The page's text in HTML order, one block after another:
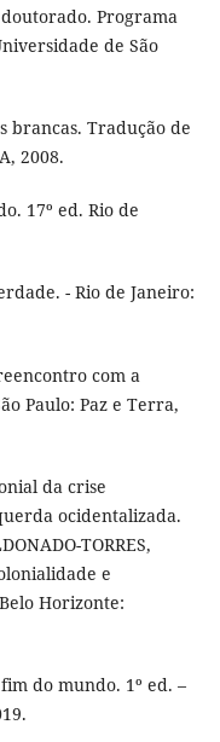
Programa
de São
brancas. Tradução de
2008.
17º ed. Rio de
- Rio de Janeiro:
reencontro com a
Paulo: Paz e Terra,
da crise
ocidentalizada.
TORRES,
e
Horizonte:
do mundo. 1º ed. –